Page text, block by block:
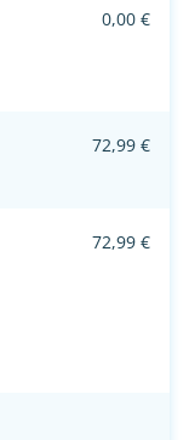
0,00 €
72,99 €
72,99 €